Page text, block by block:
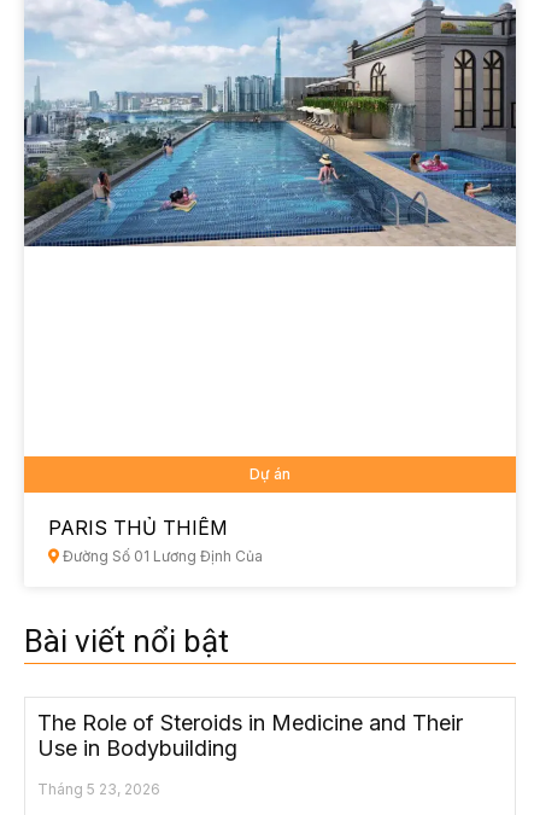
Dự án
PARIS THỦ THIÊM
Đường Số 01 Lương Định Của
Bài viết nổi bật
The Role of Steroids in Medicine and Their
Use in Bodybuilding
Tháng 5 23, 2026